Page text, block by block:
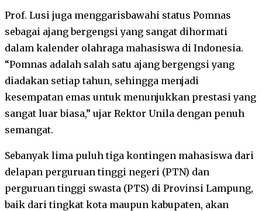
Prof. Lusi juga menggarisbawahi status Pomnas
sebagai ajang bergengsi yang sangat dihormati
dalam kalender olahraga mahasiswa di Indonesia.
“Pomnas adalah salah satu ajang bergengsi yang
diadakan setiap tahun, sehingga menjadi
kesempatan emas untuk menunjukkan prestasi yang
sangat luar biasa,” ujar Rektor Unila dengan penuh
semangat.
Sebanyak lima puluh tiga kontingen mahasiswa dari
delapan perguruan tinggi negeri (PTN) dan
perguruan tinggi swasta (PTS) di Provinsi Lampung,
baik dari tingkat kota maupun kabupaten, akan